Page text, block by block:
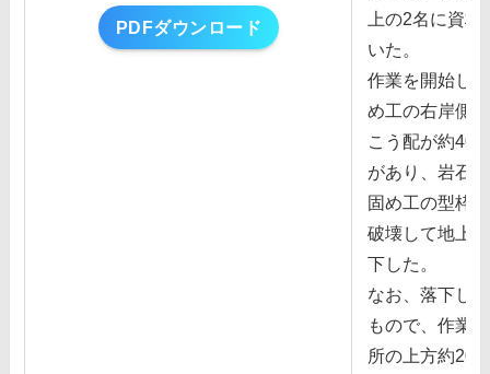
PDFダウンロード
上の2名に資
いた。
作業を開始し
め⼯の右岸側の
こう配が約40
があり、岩⽯
固め⼯の型枠
破壊して地上
下した。
なお、落下し
もので、作業箇
所の上⽅約20